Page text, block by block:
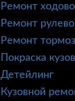
Ремонт
Ремонт
Ремонт
Покраска
Детейлинг
Кузовной